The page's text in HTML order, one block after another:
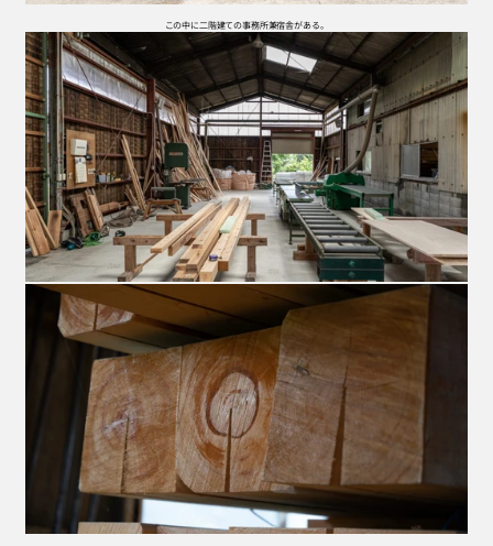
この中に二階建ての事務所兼宿舎がある。